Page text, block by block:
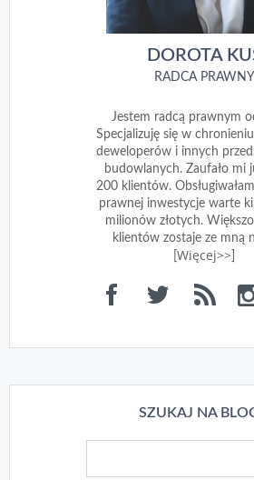
DOROTA
RADCA PRAWNY
Jestem radcą prawnym
Specjalizuję się w
deweloperów i innych
budowlanych. Zaufało mi
200 klientów.
prawnej inwestycje warte
milionów złotych.
klientów zostaje ze mną
Więcej>>
SZUKAJ NA